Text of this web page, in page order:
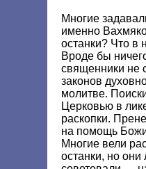
Многие
именно
останки? Что в
Вроде бы
священники не
законов
молитве.
Церковью в
раскопки.
на помощь
Многие вели
останки, но